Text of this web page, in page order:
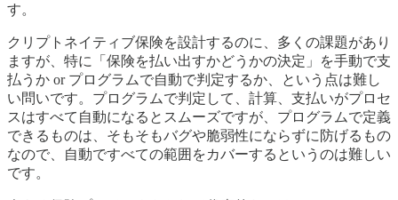
す。
クリプトネイティブ保険を設計するのに、多くの課題があり
ますが、特に「保険を払い出すかどうかの決定」を手動で支
払うか or プログラムで自動で判定するか、という点は難し
い問いです。プログラムで判定して、計算、支払いがプロセ
スはすべて自動になるとスムーズですが、プログラムで定義
できるものは、そもそもバグや脆弱性にならずに防げるもの
なので、自動ですべての範囲をカバーするというのは難しい
です。